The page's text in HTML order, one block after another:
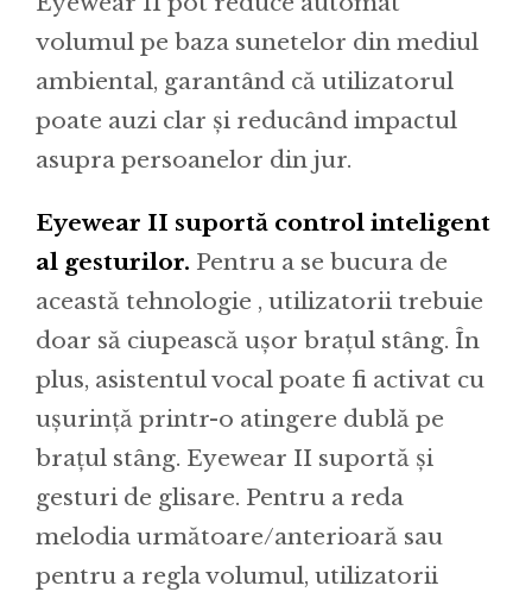
volumul pe baza sunetelor din mediul
ambiental, garantând că utilizatorul
poate auzi clar și reducând impactul
asupra persoanelor din jur.
Eyewear II suportă control inteligent
al gesturilor. Pentru a se bucura de
această tehnologie , utilizatorii trebuie
doar să ciupească ușor brațul stâng. În
plus, asistentul vocal poate fi activat cu
ușurință printr-o atingere dublă pe
brațul stâng. Eyewear II suportă și
gesturi de glisare. Pentru a reda
melodia următoare/anterioară sau
pentru a regla volumul, utilizatorii